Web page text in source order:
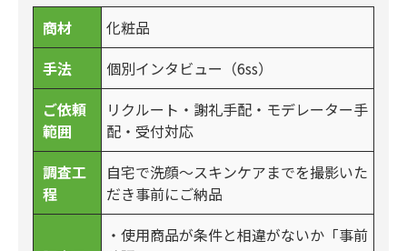
商材
化粧品
手法
個別インタビュー（6ss）
ご依頼
範囲
リクルート・謝礼手配・モデレーター手
配・受付対応
調査工
程
自宅で洗顔～スキンケアまでを撮影いた
だき事前にご納品
・使用商品が条件と相違がないか「事前